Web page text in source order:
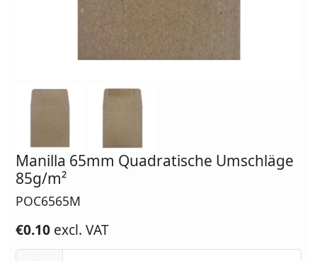
Manilla 65mm Quadratische Umschläge
85g/m²
POC6565M
€0.10 excl. VAT